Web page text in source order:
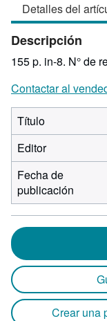
3
de
5
Detalles del
Descripción
155 p. in-8. N° de
Contactar al
Título
Editor
Fecha de
publicación
Crear una